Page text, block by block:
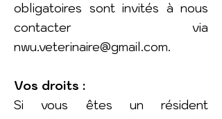
obligatoires sont invités à nous
contacter via
nwu.veterinaire@gmail.com.
Vos droits :
Si vous êtes un résident